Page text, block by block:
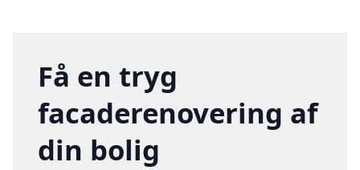
Få en tryg
facaderenovering af
din bolig